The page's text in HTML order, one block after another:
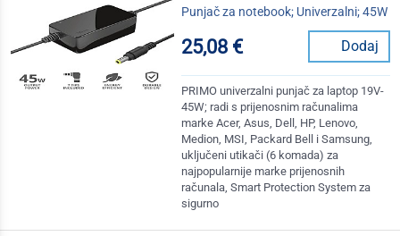
Punjač za notebook; Univerzalni; 45W
25,08 € Dodaj
PRIMO univerzalni punjač za laptop 19V-
45W; radi s prijenosnim računalima
marke Acer, Asus, Dell, HP, Lenovo,
Medion, MSI, Packard Bell i Samsung,
uključeni utikači (6 komada) za
najpopularnije marke prijenosnih
računala, Smart Protection System za
sigurno